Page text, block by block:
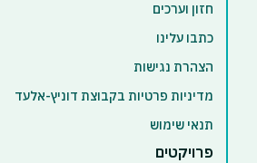
חזון וערכים
כתבו עלינו
הצהרת נגישות
מדיניות פרטיות בקבוצת דוניץ-אלעד
תנאי שימוש
פרויקטים